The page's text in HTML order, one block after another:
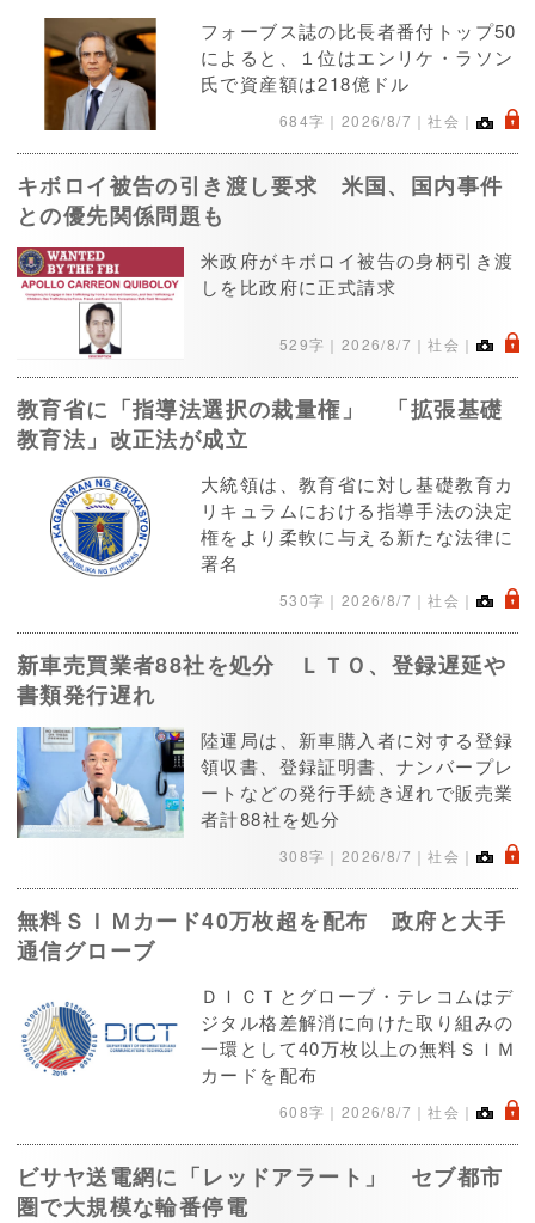
フォーブス誌の比長者番付トップ50
によると、１位はエンリケ・ラソン
氏で資産額は218億ドル
684字｜ 2026/8/7 ｜社会｜ .
キボロイ被告の引き渡し要求 米国、国内事件
との優先関係問題も
米政府がキボロイ被告の身柄引き渡
しを比政府に正式請求
529字｜ 2026/8/7 ｜社会｜ .
教育省に「指導法選択の裁量権」 「拡張基礎
教育法」改正法が成立
大統領は、教育省に対し基礎教育カ
リキュラムにおける指導手法の決定
権をより柔軟に与える新たな法律に
署名
530字｜ 2026/8/7 ｜社会｜ .
新車売買業者88社を処分 ＬＴＯ、登録遅延や
書類発行遅れ
陸運局は、新車購入者に対する登録
領収書、登録証明書、ナンバープレ
ートなどの発行手続き遅れで販売業
者計88社を処分
308字｜ 2026/8/7 ｜社会｜ .
無料ＳＩＭカード40万枚超を配布 政府と大手
通信グローブ
ＤＩＣＴとグローブ・テレコムはデ
ジタル格差解消に向けた取り組みの
一環として40万枚以上の無料ＳＩＭ
カードを配布
608字｜ 2026/8/7 ｜社会｜ .
ビサヤ送電網に「レッドアラート」 セブ都市
圏で大規模な輪番停電